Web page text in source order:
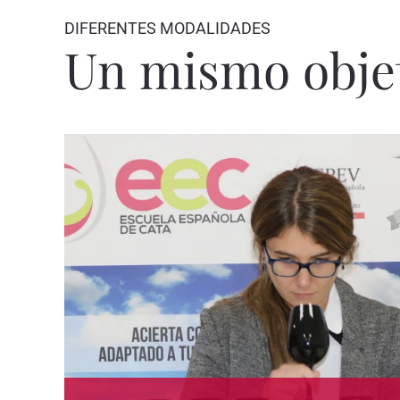
DIFERENTES MODALIDADES
Un mismo